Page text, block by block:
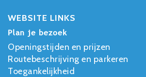
WEBSITE LINKS
Plan je bezoek
Openingstijden en prijzen
Routebeschrijving en parkeren
Toegankelijkheid